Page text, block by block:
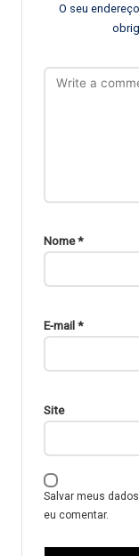
O seu
Nome*
E-mail*
Site
Salvar meus
eu comentar.